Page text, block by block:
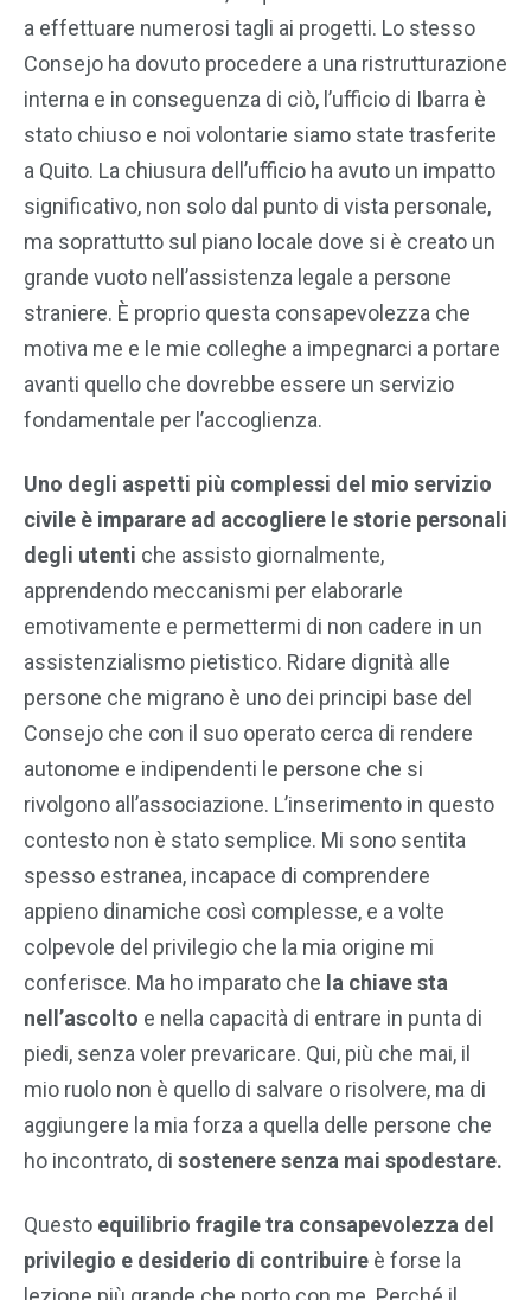
a effettuare numerosi tagli ai progetti. Lo stesso
Consejo ha dovuto procedere a una ristrutturazione
interna e in conseguenza di ciò, l’ufficio di Ibarra è
stato chiuso e noi volontarie siamo state trasferite
a Quito. La chiusura dell’ufficio ha avuto un impatto
significativo, non solo dal punto di vista personale,
ma soprattutto sul piano locale dove si è creato un
grande vuoto nell’assistenza legale a persone
straniere. È proprio questa consapevolezza che
motiva me e le mie colleghe a impegnarci a portare
avanti quello che dovrebbe essere un servizio
fondamentale per l’accoglienza.
Uno degli aspetti più complessi del mio servizio
civile è imparare ad accogliere le storie personali
degli utenti che assisto giornalmente,
apprendendo meccanismi per elaborarle
emotivamente e permettermi di non cadere in un
assistenzialismo pietistico. Ridare dignità alle
persone che migrano è uno dei principi base del
Consejo che con il suo operato cerca di rendere
autonome e indipendenti le persone che si
rivolgono all’associazione. L’inserimento in questo
contesto non è stato semplice. Mi sono sentita
spesso estranea, incapace di comprendere
appieno dinamiche così complesse, e a volte
colpevole del privilegio che la mia origine mi
conferisce. Ma ho imparato che la chiave sta
nell’ascolto e nella capacità di entrare in punta di
piedi, senza voler prevaricare. Qui, più che mai, il
mio ruolo non è quello di salvare o risolvere, ma di
aggiungere la mia forza a quella delle persone che
ho incontrato, di sostenere senza mai spodestare.
Questo equilibrio fragile tra consapevolezza del
privilegio e desiderio di contribuire è forse la